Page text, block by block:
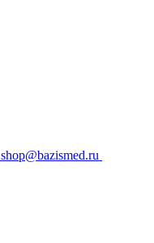
shop@bazismed.ru